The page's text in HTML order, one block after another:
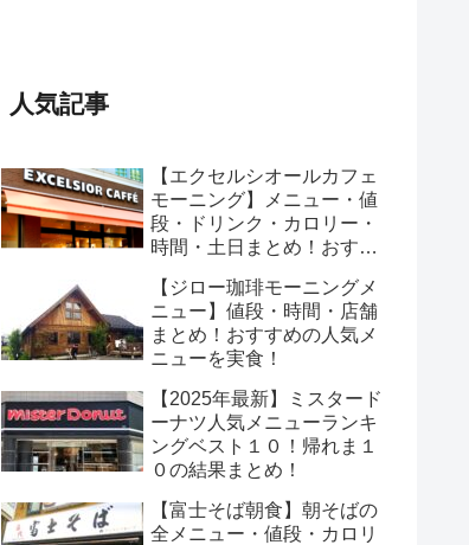
人気記事
【エクセルシオールカフェ
モーニング】メニュー・値
段・ドリンク・カロリー・
時間・土日まとめ！おすす
【ジロー珈琲モーニングメ
ニュー】値段・時間・店舗
まとめ！おすすめの人気メ
ニューを実食！
【2025年最新】ミスタード
ーナツ人気メニューランキ
ングベスト１０！帰れま１
０の結果まとめ！
【富士そば朝食】朝そばの
全メニュー・値段・カロリ